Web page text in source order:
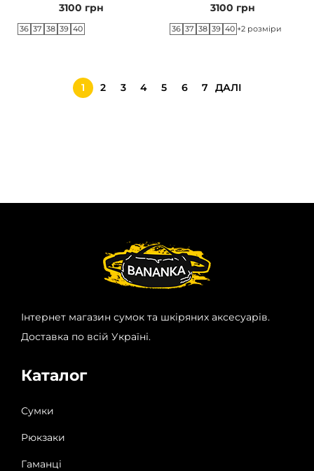
3100 грн
36 37 38 39 40
3100 грн
36 37 38 39 40 +2 розміри
1 2 3 4 5 6 7 ДАЛІ
Інтернет магазин сумок та шкіряних аксесуарів.
Доставка по всій Україні.
Каталог
Сумки
Рюкзаки
Гаманці